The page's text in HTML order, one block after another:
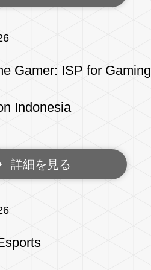
Gamer: ISP for Gaming
Indonesia
詳細を見る